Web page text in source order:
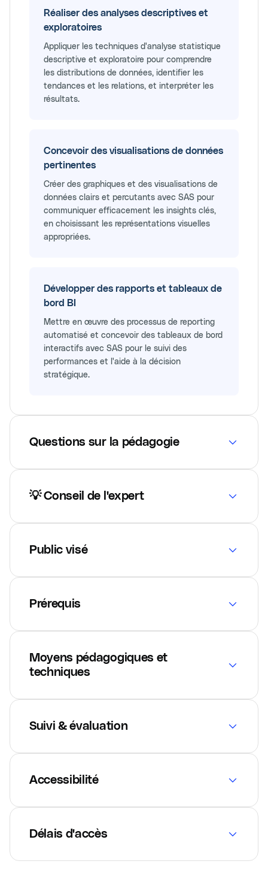
Réaliser des analyses descriptives et
exploratoires
Appliquer les techniques d'analyse statistique
descriptive et exploratoire pour comprendre
les distributions de données, identifier les
tendances et les relations, et interpréter les
résultats.
Concevoir des visualisations de données
pertinentes
Créer des graphiques et des visualisations de
données clairs et percutants avec SAS pour
communiquer efficacement les insights clés,
en choisissant les représentations visuelles
appropriées.
Développer des rapports et tableaux de
bord BI
Mettre en œuvre des processus de reporting
automatisé et concevoir des tableaux de bord
interactifs avec SAS pour le suivi des
performances et l'aide à la décision
stratégique.
Questions sur la pédagogie
💡 Conseil de l'expert
Public visé
Prérequis
Moyens pédagogiques et
techniques
Suivi & évaluation
Accessibilité
Délais d'accès